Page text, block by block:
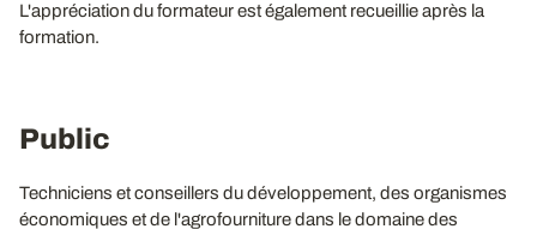
L'appréciation du formateur est également recueillie après la
formation.
Public
Techniciens et conseillers du développement, des organismes
économiques et de l'agrofourniture dans le domaine des